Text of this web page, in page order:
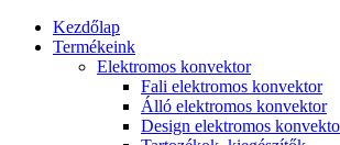
Kezdőlap
Termékeink
Elektromos konvektor
Fali elektromos konvektor
Álló elektromos konvektor
Design elektromos